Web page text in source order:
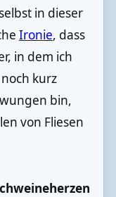
in dieser
Ironie, dass
in dem ich
kurz
bin,
von Fliesen